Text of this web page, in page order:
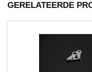
GERELATEERDE